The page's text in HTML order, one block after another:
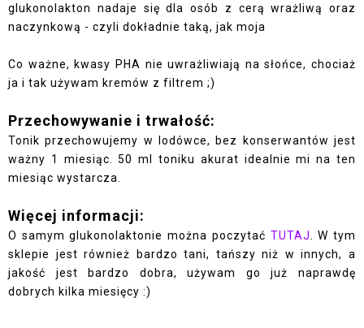
glukonolakton nadaje się dla osób z cerą wrażliwą oraz
naczynkową - czyli dokładnie taką, jak moja
Co ważne, kwasy PHA nie uwrażliwiają na słońce, chociaż
ja i tak używam kremów z filtrem ;)
Przechowywanie i trwałość:
Tonik przechowujemy w lodówce, bez konserwantów jest
ważny 1 miesiąc. 50 ml toniku akurat idealnie mi na ten
miesiąc wystarcza.
Więcej informacji:
O samym glukonolaktonie można poczytać TUTAJ . W tym
sklepie jest również bardzo tani, tańszy niż w innych, a
jakość jest bardzo dobra, używam go już naprawdę
dobrych kilka miesięcy :)